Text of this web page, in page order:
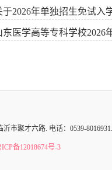
于2026年单独招生免试入
东医学高等专科学校2026
市聚才六路. 电话：0539-
ICP备12018674号-3